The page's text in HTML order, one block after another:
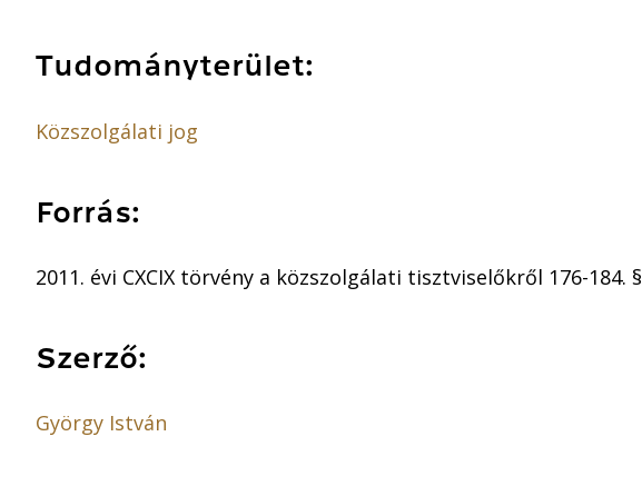
Tudományterület:
Közszolgálati jog
Forrás:
2011. évi CXCIX törvény a közszolgálati tisztviselőkről 176-184. §
Szerző:
György István